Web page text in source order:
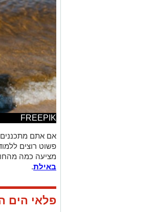
FREEPIK
אם אתם מתכננים
פשוט רוצים
מציעה כמה
באילת.
פלאי הים